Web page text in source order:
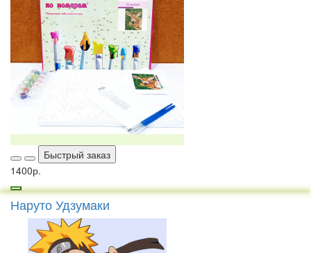
Быстрый заказ
1400р.
Наруто Удзумаки